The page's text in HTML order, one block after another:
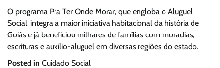
O programa Pra Ter Onde Morar, que engloba o Aluguel
Social, integra a maior iniciativa habitacional da história de
Goiás e já beneficiou milhares de famílias com moradias,
escrituras e auxílio-aluguel em diversas regiões do estado.
Posted in Cuidado Social